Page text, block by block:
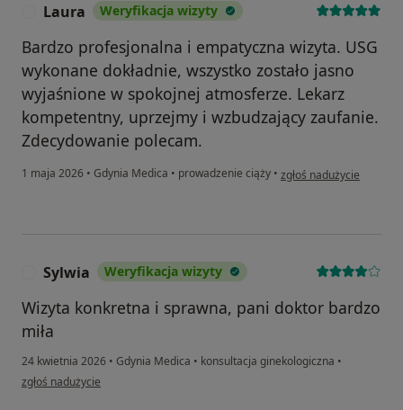
Laura Weryfikacja wizyty
Bardzo profesjonalna i empatyczna wizyta. USG
wykonane dokładnie, wszystko zostało jasno
wyjaśnione w spokojnej atmosferze. Lekarz
kompetentny, uprzejmy i wzbudzający zaufanie.
Zdecydowanie polecam.
1 maja 2026 • Gdynia Medica • prowadzenie ciąży • w opinii użytkownika
zgłoś nadużycie
Sylwia Weryfikacja wizyty
Wizyta konkretna i sprawna, pani doktor bardzo
miła
24 kwietnia 2026 • Gdynia Medica • konsultacja ginekologiczna •
w opinii użytkownika Sylwia
zgłoś nadużycie